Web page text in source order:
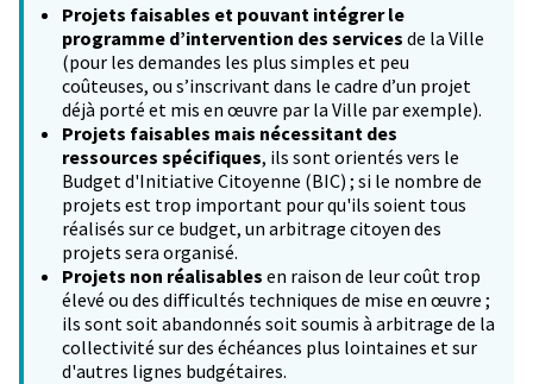
Projets faisables et pouvant intégrer le
programme d’intervention des services de la Ville
(pour les demandes les plus simples et peu
coûteuses, ou s’inscrivant dans le cadre d’un projet
déjà porté et mis en œuvre par la Ville par exemple).
Projets faisables mais nécessitant des
ressources spécifiques, ils sont orientés vers le
Budget d'Initiative Citoyenne (BIC) ; si le nombre de
projets est trop important pour qu'ils soient tous
réalisés sur ce budget, un arbitrage citoyen des
projets sera organisé.
Projets non réalisables en raison de leur coût trop
élevé ou des difficultés techniques de mise en œuvre ;
ils sont soit abandonnés soit soumis à arbitrage de la
collectivité sur des échéances plus lointaines et sur
d'autres lignes budgétaires.